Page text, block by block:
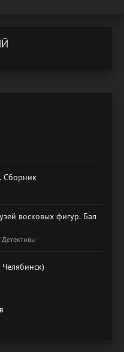
Сборник
восковых фигур. Бал